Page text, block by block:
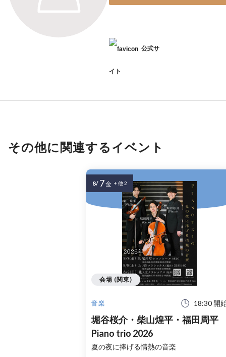
公式サ
イト
その他に関連するイベント
音楽 18:30 開
堀谷桜介・柴山煌平・福田周平
Piano trio 2026
夏の夜に捧げる情熱の音楽
会場 (関東)
8/ 7金 + 他 2